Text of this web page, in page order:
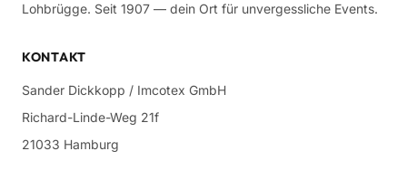
Lohbrügge. Seit 1907 — dein Ort für unvergessliche Events.
KONTAKT
Sander Dickkopp / Imcotex GmbH
Richard-Linde-Weg 21f
21033 Hamburg